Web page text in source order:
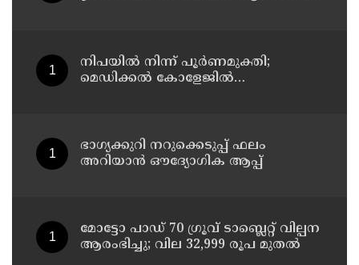
നിപയിൽ നിന്ന് പൂർണമുക്തി;
മെഡിക്കൽ കോളേജിൽ
ഭാഗ്യക്കുറി നറുക്കെടുപ്പ് ഫലം
അറിയാൻ ഔദ്യോഗിക ആപ്പ്
മോട്ടോ പാഡ് 70 ഗ്രൂവ് ടാബ്ലെറ്റ് വില്പന
ആരംഭിച്ചു; വില 32,999 രൂപ മുതൽ